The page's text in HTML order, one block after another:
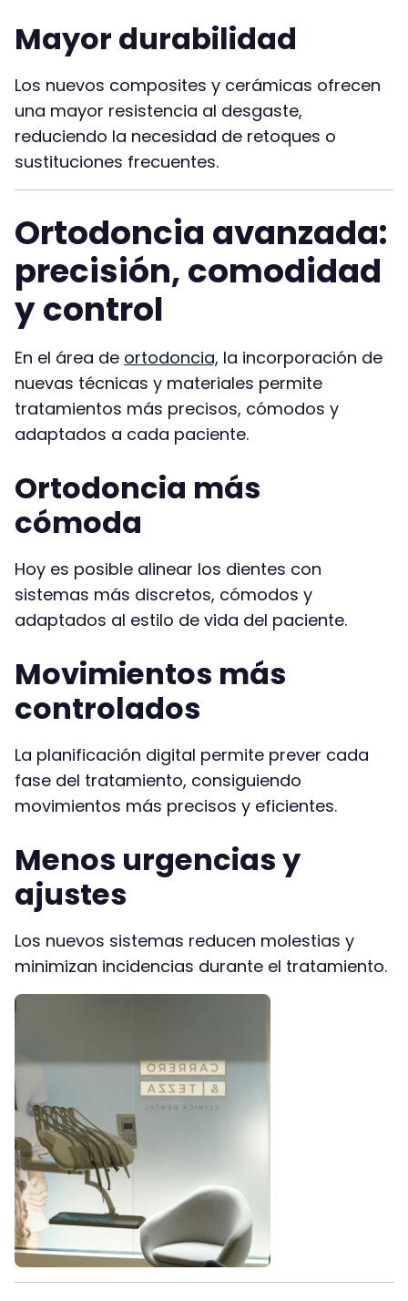
Mayor durabilidad
Los nuevos composites y cerámicas ofrecen
una mayor resistencia al desgaste,
reduciendo la necesidad de retoques o
sustituciones frecuentes.
Ortodoncia avanzada:
precisión, comodidad
y control
En el área de ortodoncia, la incorporación de
nuevas técnicas y materiales permite
tratamientos más precisos, cómodos y
adaptados a cada paciente.
Ortodoncia más
cómoda
Hoy es posible alinear los dientes con
sistemas más discretos, cómodos y
adaptados al estilo de vida del paciente.
Movimientos más
controlados
La planificación digital permite prever cada
fase del tratamiento, consiguiendo
movimientos más precisos y eficientes.
Menos urgencias y
ajustes
Los nuevos sistemas reducen molestias y
minimizan incidencias durante el tratamiento.